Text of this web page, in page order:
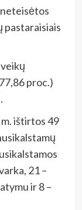
pastaraisiais
proc.)
ištirtos 49
21 –
ir 8 –